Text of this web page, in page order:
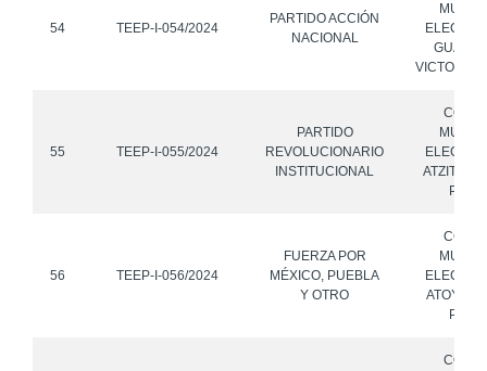
54 TEEP-I-054/2024
PARTIDO ACCIÓN
NACIONAL
VICTORIA,
55 TEEP-I-055/2024
PARTIDO
REVOLUCIONARIO
INSTITUCIONAL
56 TEEP-I-056/2024
FUERZA POR
MÉXICO, PUEBLA
Y OTRO